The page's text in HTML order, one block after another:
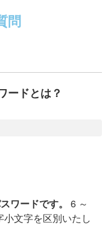
問
ードとは？
ワードです。
6 ～
文字を区別いたし